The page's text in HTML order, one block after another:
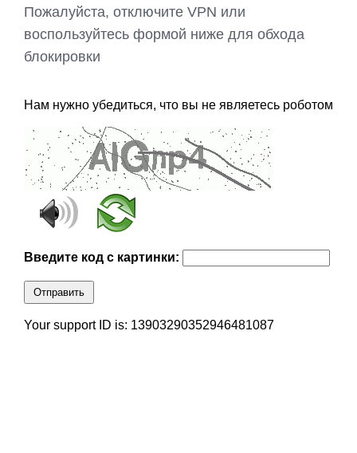
Пожалуйста, отключите VPN или
воспользуйтесь формой ниже для обхода
блокировки
Нам нужно убедиться, что вы не являетесь роботом
Введите код с картинки:
Отправить
Your support ID is: 13903290352946481087